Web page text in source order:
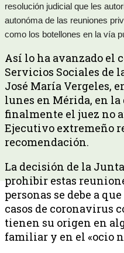
resolución judicial que les
autonóma de las reuniones
como los botellones en la vía
Así lo ha avanzado el
Servicios Sociales de
José María Vergeles,
lunes en Mérida, en
finalmente el juez no
Ejecutivo extremeño
recomendación.
La decisión de la
prohibir estas
personas se debe a
casos de coronavirus
tienen su origen en
familiar y en el «ocio